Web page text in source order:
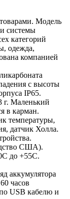
Модель
системы
категорий
одежда,
компанией
с высоты
IP65.
г. Маленький
в карман.
температуры,
датчик Холла.
США).
до +55С.
аккумулятора
часов
USB кабелю и